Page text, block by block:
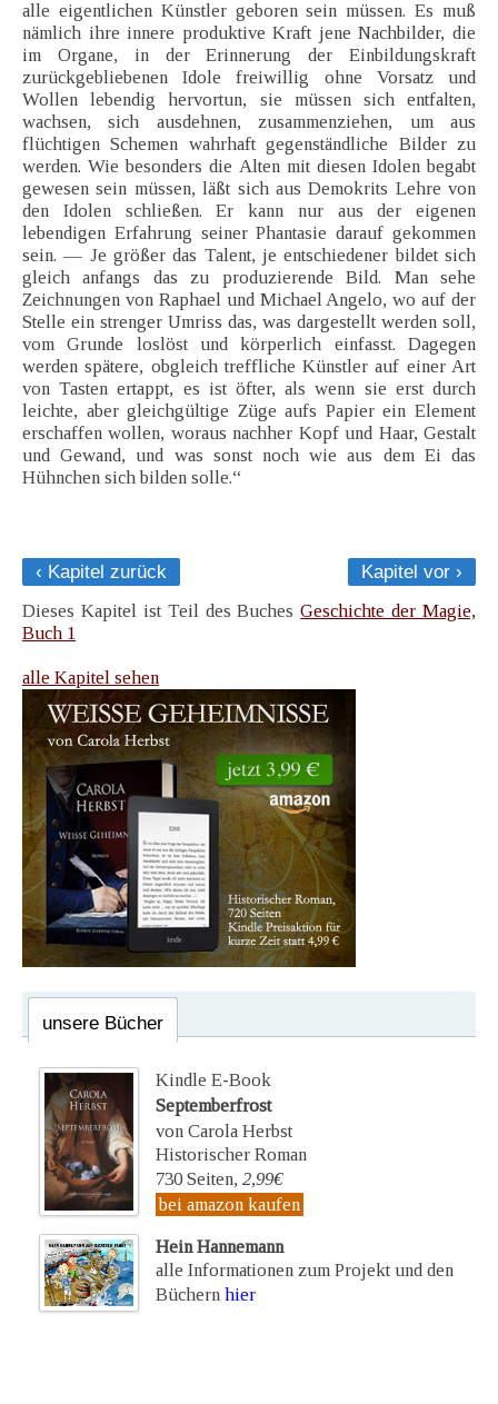
alle eigentlichen Künstler geboren sein müssen. Es muß
nämlich ihre innere produktive Kraft jene Nachbilder, die
im Organe, in der Erinnerung der Einbildungskraft
zurückgebliebenen Idole freiwillig ohne Vorsatz und
Wollen lebendig hervortun, sie müssen sich entfalten,
wachsen, sich ausdehnen, zusammenziehen, um aus
flüchtigen Schemen wahrhaft gegenständliche Bilder zu
werden. Wie besonders die Alten mit diesen Idolen begabt
gewesen sein müssen, läßt sich aus Demokrits Lehre von
den Idolen schließen. Er kann nur aus der eigenen
lebendigen Erfahrung seiner Phantasie darauf gekommen
sein. — Je größer das Talent, je entschiedener bildet sich
gleich anfangs das zu produzierende Bild. Man sehe
Zeichnungen von Raphael und Michael Angelo, wo auf der
Stelle ein strenger Umriss das, was dargestellt werden soll,
vom Grunde loslöst und körperlich einfasst. Dagegen
werden spätere, obgleich treffliche Künstler auf einer Art
von Tasten ertappt, es ist öfter, als wenn sie erst durch
leichte, aber gleichgültige Züge aufs Papier ein Element
erschaffen wollen, woraus nachher Kopf und Haar, Gestalt
und Gewand, und was sonst noch wie aus dem Ei das
Hühnchen sich bilden solle.“
‹ Kapitel zurück
Kapitel vor ›
Dieses Kapitel ist Teil des BuchesGeschichte der Magie,
Buch 1
alle Kapitel sehen
unsere Bücher
Kindle E-Book
Septemberfrost
von Carola Herbst
Historischer Roman
730 Seiten, 2,99€
bei amazon kaufen
Hein Hannemann
alle Informationen zum Projekt und den
Büchern hier